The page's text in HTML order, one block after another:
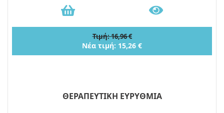
Τιμή: 16,96 €
Νέα τιμή: 15,26 €
ΘΕΡΑΠΕΥΤΙΚΗ ΕΥΡΥΘΜΙΑ